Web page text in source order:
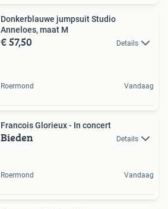
Donkerblauwe jumpsuit Studio
Anneloes, maat M
€ 57,50 Details
Roermond Vandaag
Francois Glorieux - In concert
Bieden Details
Roermond Vandaag